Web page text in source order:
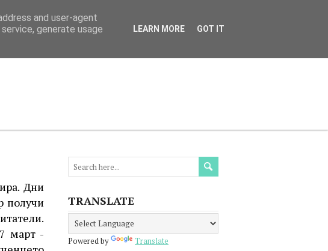
Дни
получи
март -
TRANSLATE
Powered by Translate
and user-agent
generate usage
LEARN MORE GOT IT